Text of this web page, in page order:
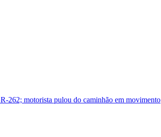
262; motorista pulou do caminhão em movimento